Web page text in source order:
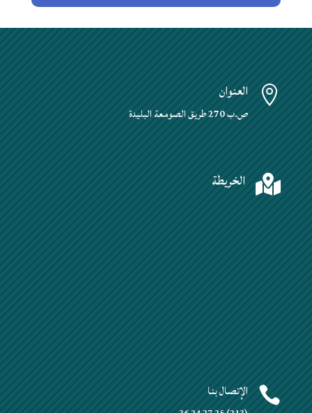
 العنوان
ص.ب 270 طريق الصومعة البليدة
 الخريطة
 الإتصال بنا